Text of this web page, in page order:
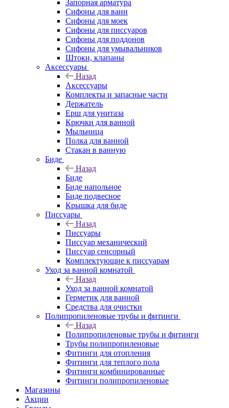
Запорная арматура
Сифоны для ванн
Сифоны для моек
Сифоны для писсуаров
Сифоны для поддонов
Сифоны для умывальников
Штоки, клапаны
Аксессуары
Назад
Аксессуары
Комплекты и запасные части
Держатель
Ерш для унитаза
Крючки для ванной
Мыльница
Полка для ванной
Стакан в ванную
Биде
Назад
Биде
Биде напольное
Биде подвесное
Крышка для биде
Писсуары
Назад
Писсуары
Писсуар механический
Писсуар сенсорный
Комплектующие к писсуарам
Уход за ванной комнатой
Назад
Уход за ванной комнатой
Герметик для ванной
Средства для очистки
Полипропиленовые трубы и фитинги
Назад
Полипропиленовые трубы и фитинги
Трубы полипропиленовые
Фитинги для отопления
Фитинги для теплого пола
Фитинги комбинированные
Фитинги полипропиленовые
Магазины
Акции